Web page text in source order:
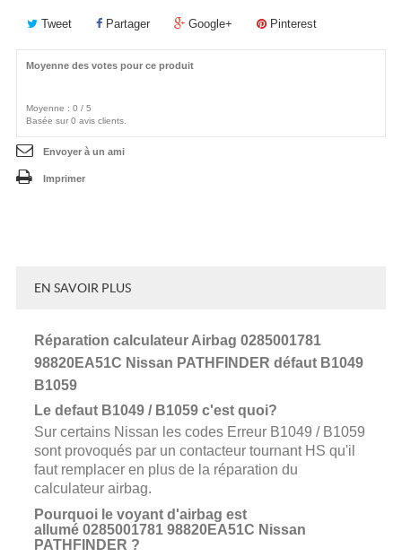
Tweet Partager Google+ Pinterest
Moyenne des votes pour ce produit
Moyenne : 0 / 5
Basée sur 0 avis clients.
Envoyer à un ami
Imprimer
EN SAVOIR PLUS
Réparation calculateur Airbag 0285001781
98820EA51C Nissan PATHFINDER défaut B1049
B1059
Le defaut B1049 / B1059 c'est quoi?
Sur certains Nissan les codes Erreur B1049 / B1059
sont provoqués par un contacteur tournant HS qu'il
faut remplacer en plus de la réparation du
calculateur airbag.
Pourquoi le voyant d'airbag est
allumé 0285001781 98820EA51C Nissan
PATHFINDER ?